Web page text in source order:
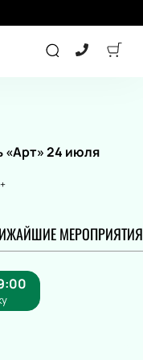
«Арт» 24 июля
МЕРОПРИЯТИЯ